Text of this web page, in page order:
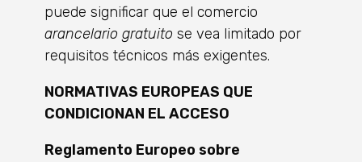
puede significar que el comercio
arancelario gratuito se vea limitado por
requisitos técnicos más exigentes.
NORMATIVAS EUROPEAS QUE
CONDICIONAN EL ACCESO
Reglamento Europeo sobre